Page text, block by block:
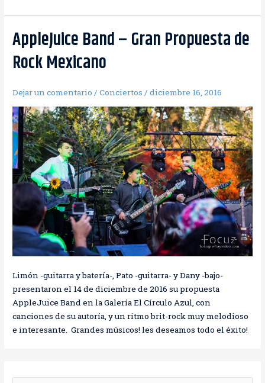
AppleJuice Band – Gran Propuesta de
Rock Mexicano
Dejar un comentario /Conciertos /diciembre 16, 2016
Limón -guitarra y batería-, Pato -guitarra- y Dany -bajo-
presentaron el 14 de diciembre de 2016 su propuesta
AppleJuice Band en la Galería El Círculo Azul, con
canciones de su autoría, y un ritmo brit-rock muy melodioso
e interesante. Grandes músicos! les deseamos todo el éxito!